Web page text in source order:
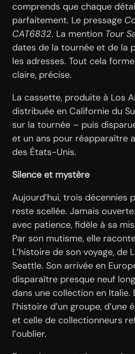
comprends que chaque
parfaitement. Le pressage
CAT6832. La mention Tour
dates de la tournée et de la
les adresses. Tout cela
claire, précise.
La cassette, produite à Los
distribuée en Californie du
sur la tournée – puis
et un ans pour réapparaître
des États-Unis.
Silence et mystère
Aujourd’hui, trois décennies
reste scellée. Jamais
avec patience, fidèle à sa
Par son mutisme, elle
L’histoire de son voyage, de
Seattle. Son arrivée en
disparaître presque neuf
dans une collection en Italie.
l’histoire d’un groupe, d’une
et celle de collectionneurs
l’oublier.